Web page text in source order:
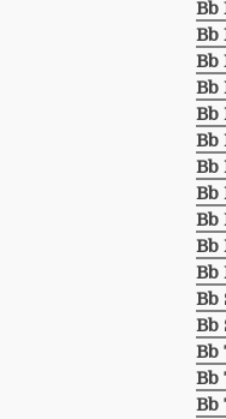
Bb
Bb
Bb
Bb
Bb
Bb
Bb
Bb
Bb
Bb
Bb
Bb
Bb
Bb
Bb
Bb